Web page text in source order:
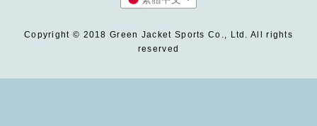
Copyright © 2018 Green Jacket Sports Co., Ltd. All rights
reserved